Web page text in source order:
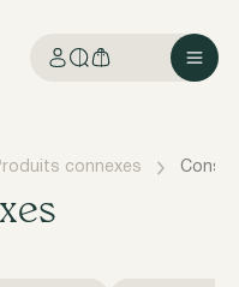
connexes